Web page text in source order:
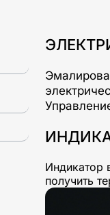
Индикатор
получить